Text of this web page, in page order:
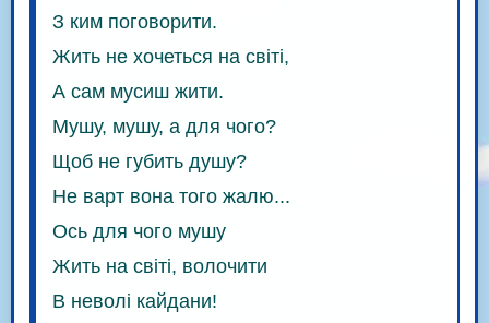
З ким поговорити.
Жить не хочеться на світі,
А сам мусиш жити.
Мушу, мушу, а для чого?
Щоб не губить душу?
Не варт вона того жалю...
Ось для чого мушу
Жить на світі, волочити
В неволі кайдани!